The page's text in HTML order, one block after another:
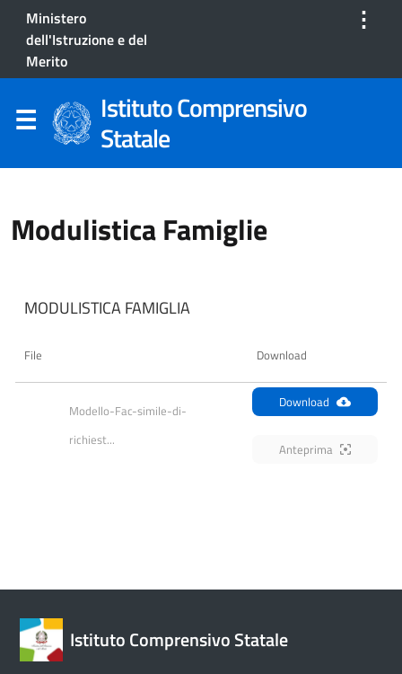
Ministero
dell'Istruzione e del
Merito
⋮
Istituto Comprensivo
Statale
Modulistica Famiglie
MODULISTICA FAMIGLIA
File Download
Modello-Fac-simile-di-
richiest...
Download
Anteprima
Istituto Comprensivo Statale